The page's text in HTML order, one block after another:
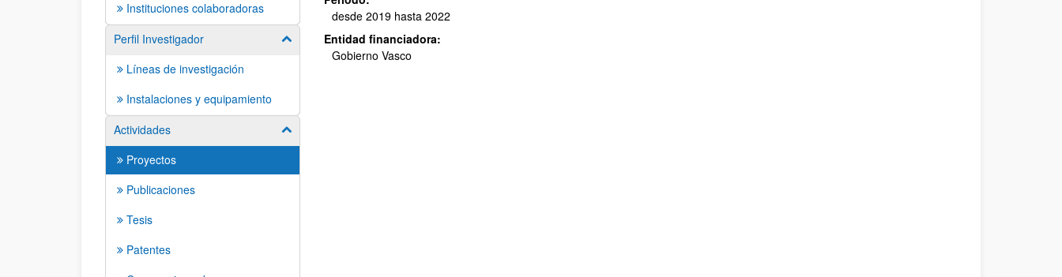
Instituciones colaboradoras
Perfil Investigador
Mostrar/ocultar subpáginas
Líneas de investigación
Instalaciones y equipamiento
Actividades
Mostrar/ocultar subpáginas
Proyectos
Publicaciones
Tesis
Patentes
desde 2019 hasta 2022
Entidad financiadora:
Gobierno Vasco